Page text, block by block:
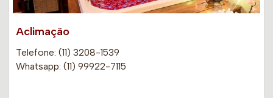
Aclimação
Telefone: (11) 3208-1539
Whatsapp: (11) 99922-7115